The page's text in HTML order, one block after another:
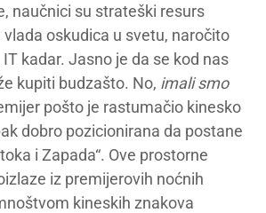
naučnici su strateški resurs
vlada oskudica u svetu, naročito
kadar. Jasno je da se kod nas
kupiti budzašto. No, imali smo
pošto je rastumačio kinesko
dobro pozicionirana da postane
i Zapada“. Ove prostorne
iz premijerovih noćnih
kineskih znakova